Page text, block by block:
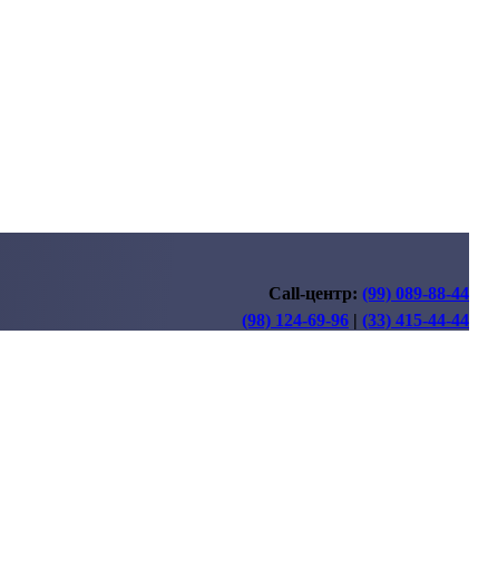
Call-центр: (99) 089-88-44
(98) 124-69-96 | (33) 415-44-44